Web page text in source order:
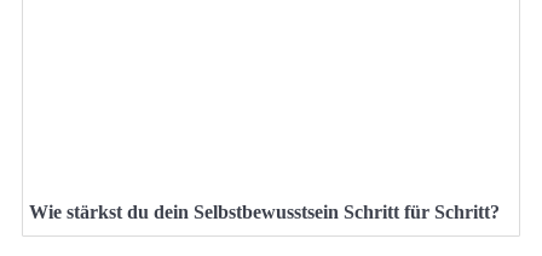
Wie stärkst du dein Selbstbewusstsein Schritt für Schritt?